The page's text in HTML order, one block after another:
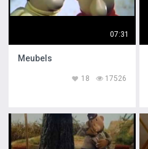
07:31
Meubels
17526
18